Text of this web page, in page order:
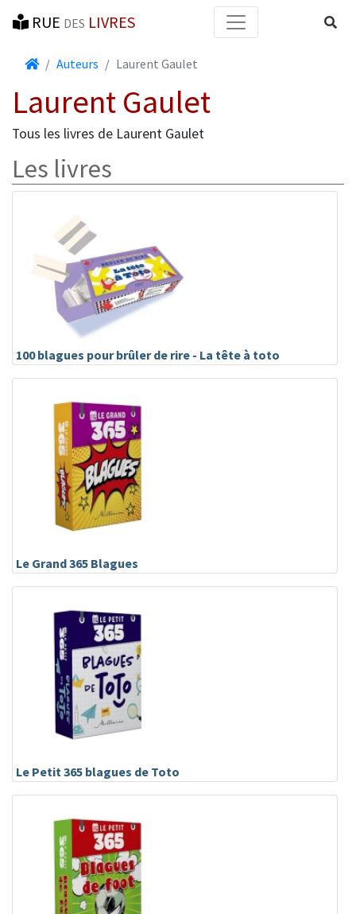
RUE DES LIVRES
AccueilAuteurs Laurent Gaulet
Laurent Gaulet
Tous les livres de Laurent Gaulet
Les livres
100 blagues pour brûler de rire - La tête à toto
Le Grand 365 Blagues
Le Petit 365 blagues de Toto